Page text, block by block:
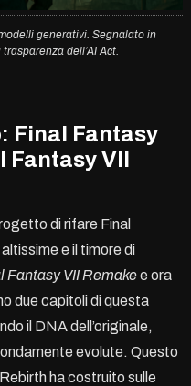
generativi. Segnalato in
dell’AI Act.
Final Fantasy
Fantasy VII
di rifare Final
e il timore di
Fantasy VII Remakee ora
due capitoli di questa
il DNA dell’originale,
evolute. Questo
ha costruito sulle